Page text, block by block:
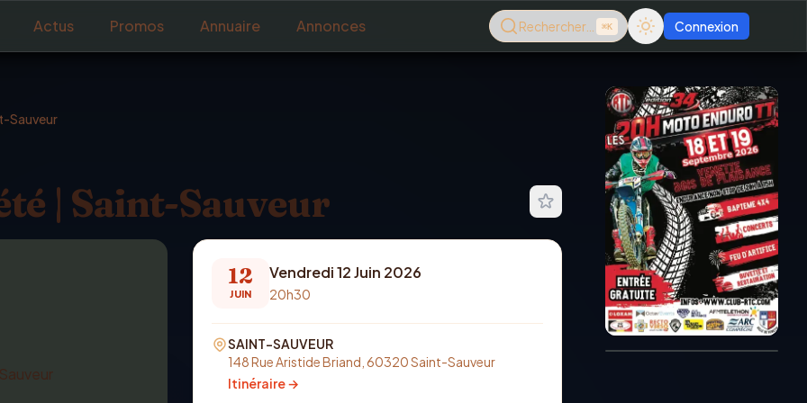
Actus Promos Annuaire Annonces Rechercher… ⌘K Connexion
Sauveur
| Saint-Sauveur
12
JUIN
Vendredi 12 Juin 2026
20h30
SAINT-SAUVEUR
148 Rue Aristide Briand, 60320 Saint-Sauveur
Itinéraire →
Consultez le dernier
magazine en ligne
Août2026